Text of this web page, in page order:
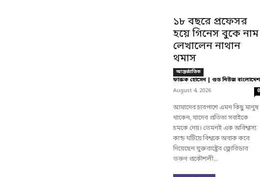
১৮ বছরে প্রফেসর
হয়ে গিনেস বুকে নাম
লেখালেন নাথান
থমাস
আন্তর্জাতিক
ফারুক হোসেন | গুড নিউজ বাংলাদেশ
-
August 4, 2026 0
আমাদের চারপাশে এমন কিছু মানুষ
থাকেন, যাদের প্রতিভা সবাইকে
চমকে দেয়। তেমনই এক অবিশ্বাস্য
কান্ড ঘটিয়ে বিশ্বকে অবাক করে
দিয়েছেন যুক্তরাষ্ট্রের ফ্লোরিডার
তরুণ প্রকৌশলী...